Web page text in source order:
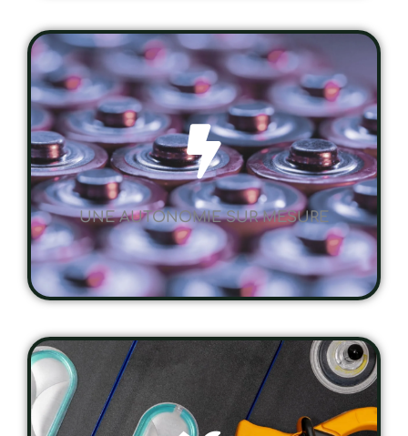
UNE AUTONOMIE SUR MESURE